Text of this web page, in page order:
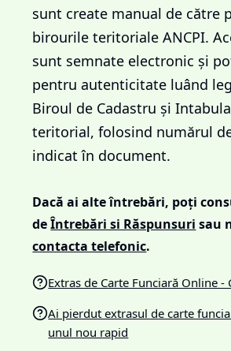
sunt create manual de către
birourile teritoriale ANCPI.
sunt semnate electronic și
pentru autenticitate luând
Biroul de Cadastru și
teritorial, folosind numărul
indicat în document.
Dacă ai alte întrebări, poți
de Întrebări si Răspunsuri sau
contacta telefonic.
Extras de Carte Funciară Online -
Ai pierdut extrasul de carte
unul nou rapid